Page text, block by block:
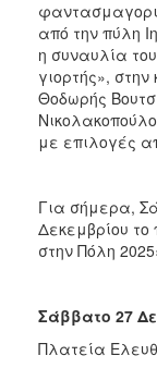
από την πύλη
η συναυλία
γιορτής»,
Θοδωρής
με επιλογές
Για σήμερα,
Δεκεμβρίου
στην Πόλη
Σάββατο 27
Πλατεία